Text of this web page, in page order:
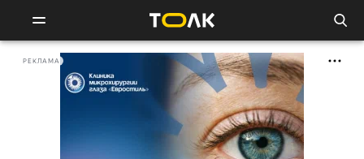
РЕКЛАМА